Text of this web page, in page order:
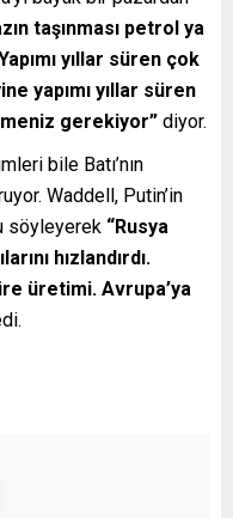
taşınması petrol ya
yıllar süren çok
yapımı yıllar süren
gerekiyor” diyor.
bile Batı’nın
Waddell, Putin’in
söyleyerek “Rusya
hızlandırdı.
üretimi. Avrupa’ya